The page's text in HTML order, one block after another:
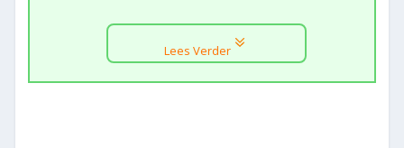
Lees Verder